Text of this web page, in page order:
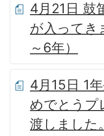
4月21日 鼓
が入ってき
～6年）
4月15日 1
めでとうプ
渡しました